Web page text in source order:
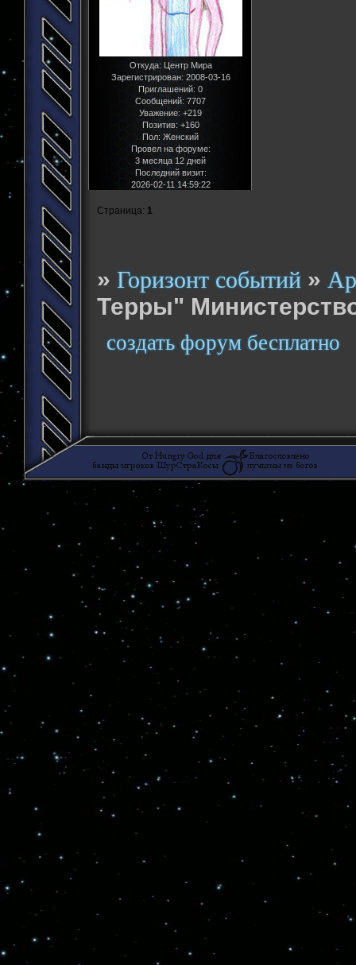
Откуда: Центр Мира
Зарегистрирован: 2008-03-16
Приглашений: 0
Сообщений: 7707
Уважение: +219
Позитив: +160
Пол:Женский
Провел на форуме:
3 месяца 12 дней
Последний визит:
2026-02-11 14:59:22
Страница: 1
»Горизонт событий »
Терры"
создать форум бесплатно